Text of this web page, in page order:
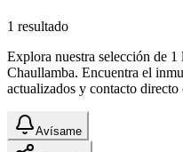
1 resultado
Explora nuestra selección de
Chaullamba. Encuentra el
actualizados y contacto
Avísame